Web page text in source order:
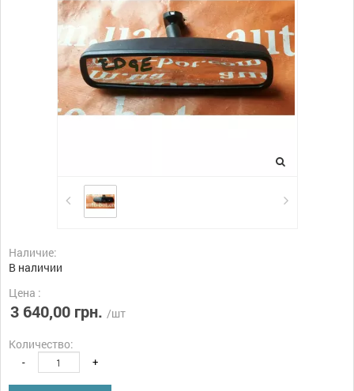
Наличие:
В наличии
Цена :
3 640,00 грн. /шт
Количество:
- +